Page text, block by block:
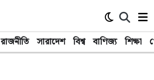
রাজনীতি সারাদেশ বিশ্ব বাণিজ্য শিক্ষা